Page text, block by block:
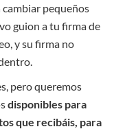
pequeños
guion a tu firma de
y su firma no
pero queremos
disponibles para
que recibáis, para